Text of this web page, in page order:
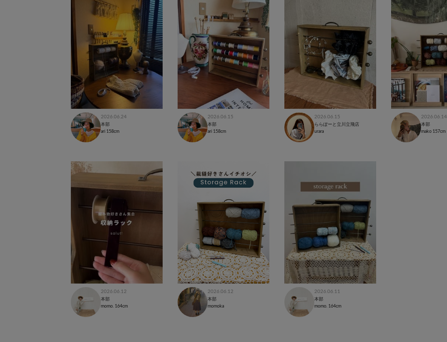
2026.06.24
本部
ari 158cm
2026.06.15
本部
ari 158cm
2026.06.15
ららぽーと立川立飛店
urara
2026.06.14
本部
mako 157cm
2026.06.12
本部
momo. 164cm
2026.06.12
本部
momoka
2026.06.11
本部
momo. 164cm